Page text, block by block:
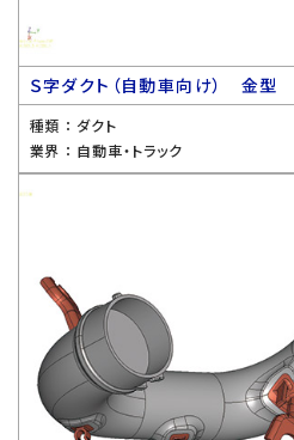
Ｓ字ダクト（自動車向け） 金型
種類 ： ダクト
業界 ： 自動車・トラック